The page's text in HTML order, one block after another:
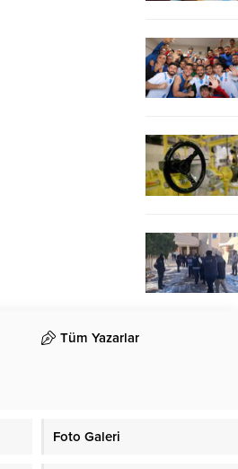
Tüm Yazarlar
Foto Galeri